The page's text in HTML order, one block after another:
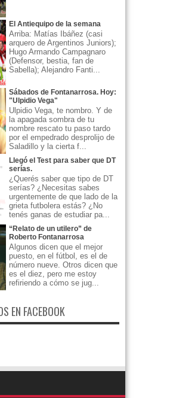
El Antiequipo de la semana
Arriba: Matías Ibáñez (casi
arquero de Argentinos Juniors);
Hugo Armando Campagnaro
(Defensor, bestia, fan de
Sabella); Alejandro Fanti...
Sábados de Fontanarrosa. Hoy:
"Ulpidio Vega"
Ulpidio Vega, te nombro. Y de
la apagada sombra de tu
nombre rescato tu paso tardo
por el empedrado desprolijo de
Saladillo y la cierta f...
Llegó el Test para saber que DT
serías.
¿Querés saber que tipo de DT
serías? ¿Necesitas sabes
urgentemente de que lado de la
grieta futbolera estás? ¿No
tenés ganas de estudiar pa...
“Relato de un utilero” de
Roberto Fontanarrosa
Algunos dicen que el mejor
puesto, en el fútbol, es el de
número nueve. Otros dicen que
es el diez, pero me estoy
refiriendo a cómo se jug...
EN FACEBOOK